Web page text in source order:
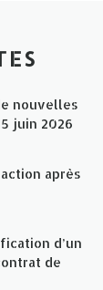
nouvelles
juin 2026
après
d’un
de